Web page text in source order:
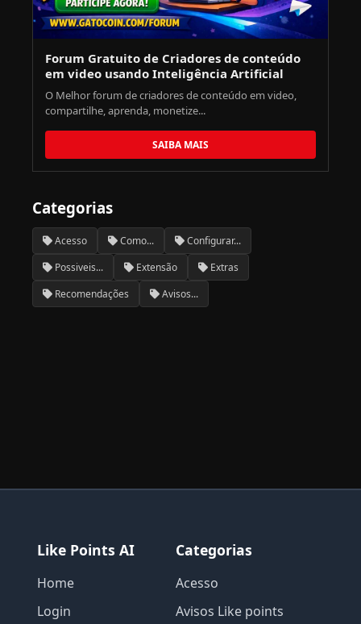
Forum Gratuito de Criadores de conteúdo
em video usando Inteligência Artificial
O Melhor forum de criadores de conteúdo em video,
compartilhe, aprenda, monetize...
SAIBA MAIS
Categorias
Acesso Como...
Configurar...
Possiveis...
Extensão
Extras
Recomendações
Avisos...
Like Points AI
Home
Login
Categorias
Acesso
Avisos Like points